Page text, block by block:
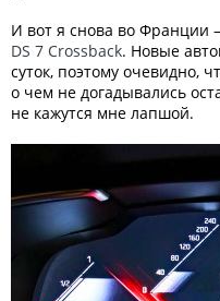
И вот я снова во Франции
DS 7 Crossback. Новые
суток, поэтому очевидно,
о чем не догадывались
не кажутся мне лапшой.